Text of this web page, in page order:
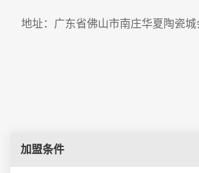
地址：广东省佛山市南庄华夏陶瓷城
加盟条件